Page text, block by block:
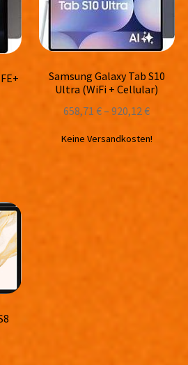
Samsung Galaxy Tab S10
Ultra (WiFi + Cellular)
658,71€–920,12€
Keine Versandkosten!